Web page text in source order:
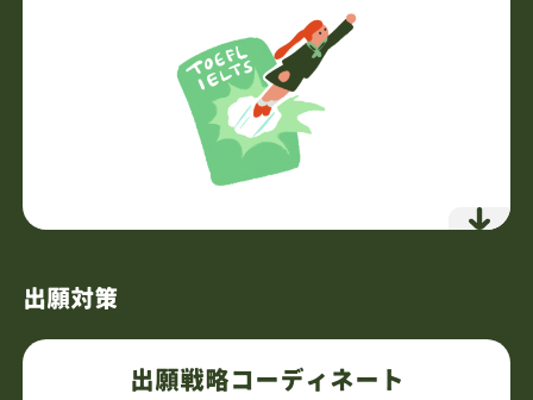
不完全でも「使える英語」を習得
個別最適化×マンツーマン指導
挫折させない伴走型メンタリング
通常授業 7,700円
詳細を見る
最小の努力で最大の成果を
4回のパックでメソッド習得
出願対策
出願戦略コーディネート